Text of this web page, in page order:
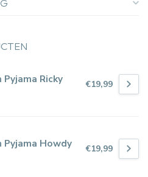
Ricky €19,99
Pyjama Howdy €19,99